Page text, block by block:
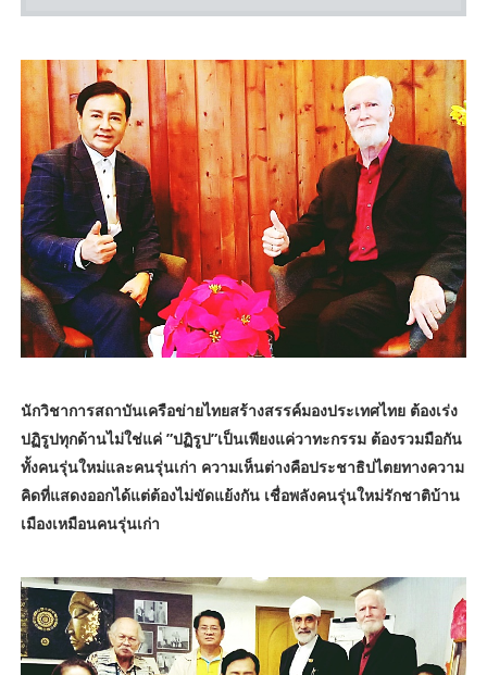
นักวิชาการสถาบันเครือข่ายไทยสร้างสรรค์มองประเทศไทย ต้องเร่ง
ปฏิรูปทุกด้านไม่ใช่แค่ ”ปฏิรูป”เป็นเพียงแค่วาทะกรรม ต้องรวมมือกัน
ทั้งคนรุ่นใหม่และคนรุ่นเก่า ความเห็นต่างคือประชาธิปไตยทางความ
คิดที่แสดงออกได้แต่ต้องไม่ขัดแย้งกัน เชื่อพลังคนรุ่นใหม่รักชาติบ้าน
เมืองเหมือนคนรุ่นเก่า